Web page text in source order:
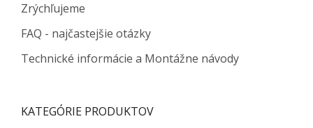
Zrýchľujeme
FAQ - najčastejšie otázky
Technické informácie a Montážne návody
KATEGÓRIE PRODUKTOV